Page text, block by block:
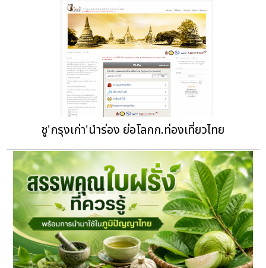
ชู'กรุงเก่า'นำร่อง ย่อโลกก.ท่องเที่ยวไทย